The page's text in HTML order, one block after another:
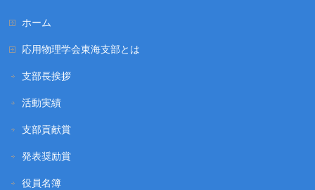
ホーム
応用物理学会東海支部とは
支部長挨拶
活動実績
支部貢献賞
発表奨励賞
役員名簿